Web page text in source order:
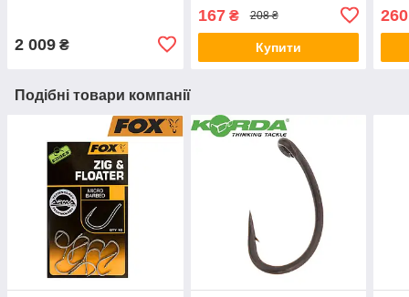
2 009 ₴
167₴ 208 ₴
Купити
260
Подібні товари компанії